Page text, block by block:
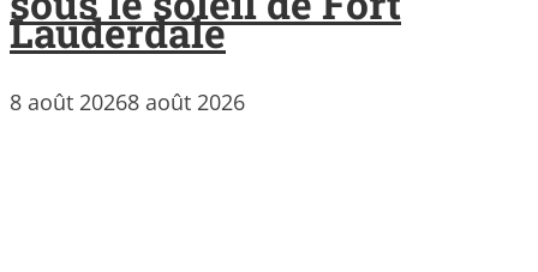
Lauderdale
8 août 20268 août 2026